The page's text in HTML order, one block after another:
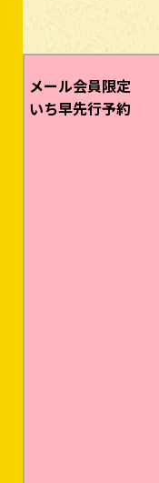
メール会員限定
いち早先行予約